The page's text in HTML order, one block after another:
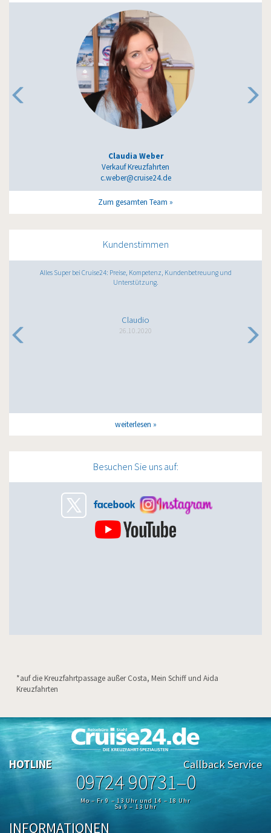
Claudia Weber
Verkauf Kreuzfahrten
c.weber@cruise24.de
Zum gesamten Team
Kundenstimmen
Alles Super bei Cruise24: Preise, Kompetenz, Kundenbetreuung und
Unterstützung.
Claudio
26.10.2020
weiterlesen
Besuchen Sie uns auf:
*auf die Kreuzfahrtpassage außer Costa, Mein Schiff und Aida
Kreuzfahrten
HOTLINE Callback Service
09724 90731–0
Mo – Fr 9 – 13 Uhr und 14 – 18 Uhr
Sa 9 – 13 Uhr
INFORMATIONEN